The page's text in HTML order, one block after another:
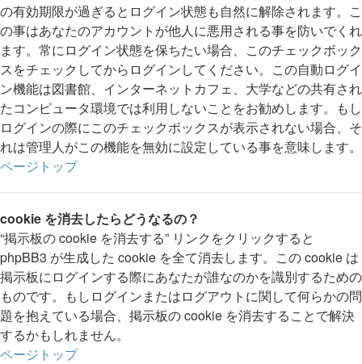
の有効期限が過ぎるとログイン状態も自然に解除されます。こ
の事はあなたのアカウントが他人に悪用される事を防いでくれ
ます。常にログイン状態を保ちたい場合、このチェックボック
スをチェックしてからログインしてください。この自動ログイ
ン機能は図書館、インターネットカフェ、大学などの共有され
たコンピュータ環境では利用しないことをお勧めします。もし
ログインの際にこのチェックボックスが表示されない場合、そ
れは管理人がこの機能を無効に設定している事を意味します。
ページトップ
cookie を消去したらどうなるの？
“掲示板の cookie を消去する” リンクをクリックすると
phpBB3 が生成した cookie を全て消去します。この cookie は
掲示板にログインする際にあなたが誰なのかを識別するための
ものです。もしログインまたはログアウトに関して何らかの問
題を抱えている場合、掲示板の cookie を消去することで解決
するかもしれません。
ページトップ